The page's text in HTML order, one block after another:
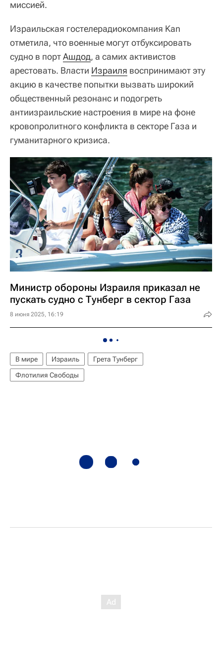
миссией.
Израильская гостелерадиокомпания Kan
отметила, что военные могут отбуксировать
судно в портАшдод, а самих активистов
арестовать. Власти Израиля воспринимают эту
акцию в качестве попытки вызвать широкий
общественный резонанс и подогреть
антиизраильские настроения в мире на фоне
кровопролитного конфликта в секторе Газа и
гуманитарного кризиса.
Министр обороны Израиля приказал не
пускать судно с Тунберг в сектор Газа
8 июня 2025, 16:19
В мире Израиль
Грета Тунберг
Флотилия Свободы